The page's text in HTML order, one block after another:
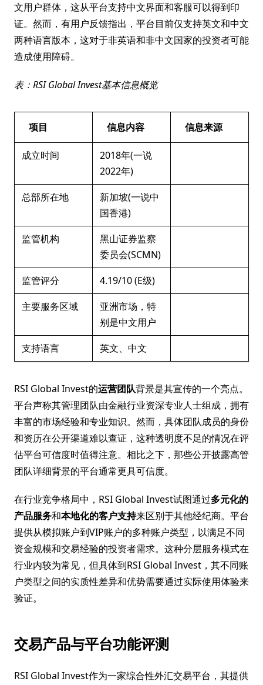
文用户群体，这从平台支持中文界面和客服可以得到印
证。然而，有用户反馈指出，平台目前仅支持英文和中文
两种语言版本，这对于非英语和非中文国家的投资者可能
造成使用障碍。
表：RSI Global Invest基本信息概览
项目 信息内容 信息来源
成立时间
2018年(一说
2022年)
总部所在地
新加坡(一说中
国香港)
监管机构
黑山证券监察
委员会(SCMN)
监管评分
4.19/10 (E级)
主要服务区域
亚洲市场，特
别是中文用户
支持语言
英文、中文
RSI Global Invest的运营团队背景是其宣传的一个亮点。
平台声称其管理团队由金融行业资深专业人士组成，拥有
丰富的市场经验和专业知识。然而，具体团队成员的身份
和资历在公开渠道难以查证，这种透明度不足的情况在评
估平台可信度时值得注意。相比之下，那些公开披露高管
团队详细背景的平台通常更具可信度。
在行业竞争格局中，RSI Global Invest试图通过多元化的
产品服务和本地化的客户支持来区别于其他经纪商。平台
提供从模拟账户到VIP账户的多种账户类型，以满足不同
资金规模和交易经验的投资者需求。这种分层服务模式在
行业内较为常见，但具体到RSI Global Invest，其不同账
户类型之间的实质性差异和优势需要通过实际使用体验来
验证。
交易产品与平台功能评测
RSI Global Invest作为一家综合性外汇交易平台，其提供